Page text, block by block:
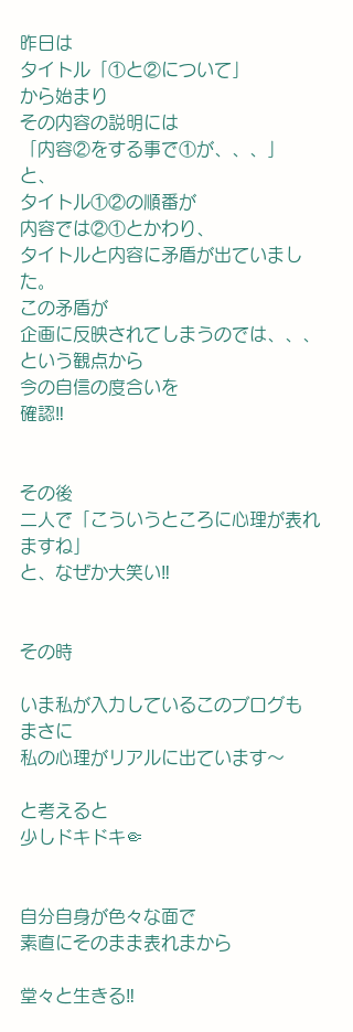
昨日は
タイトル「①と②について」
から始まり
その内容の説明には
「内容②をする事で①が、、、」
と、
タイトル①②の順番が
内容では②①とかわり、
タイトルと内容に矛盾が出ていまし
た。
この矛盾が
企画に反映されてしまうのでは、、、
という観点から
今の自信の度合いを
確認‼︎
その後
二人で「こういうところに心理が表れ
ますね」
と、なぜか大笑い‼︎
その時
いま私が入力しているこのブログも
まさに
私の心理がリアルに出ています〜
と考えると
少しドキドキ🤏
自分自身が色々な面で
素直にそのまま表れまから
堂々と生きる‼︎